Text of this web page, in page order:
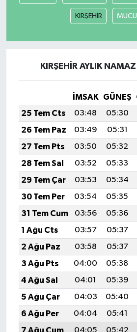
KIRŞEHİR
KIRŞEHİR AYLIK NAMAZ
İMSAK GÜNEŞ
25 Tem Cts
03:48 05:30
26 Tem Paz
03:49 05:31
27 Tem Pts
03:50 05:32
28 Tem Sal
03:52 05:33
29 Tem Çar
03:53 05:34
30 Tem Per
03:54 05:35
31 Tem Cum
03:56 05:36
1 Ağu Cts
03:57 05:37
2 Ağu Paz
03:58 05:37
3 Ağu Pts
04:00 05:38
4 Ağu Sal
04:01 05:39
5 Ağu Çar
04:03 05:40
6 Ağu Per
04:04 05:41